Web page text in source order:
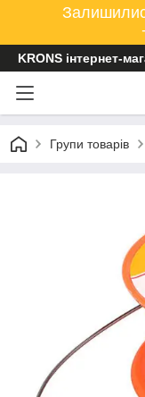
KRONS інтернет-
Групи товарів